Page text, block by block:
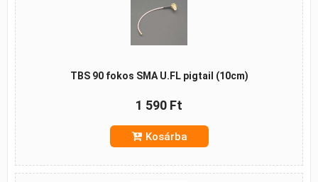
TBS 90 fokos SMA U.FL pigtail (10cm)
1 590 Ft
Kosárba